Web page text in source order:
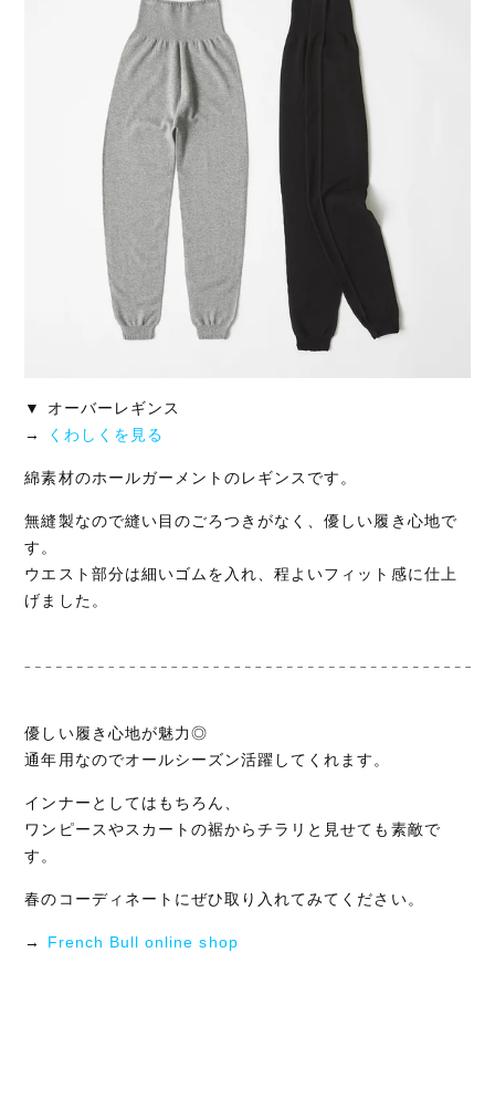
▼ オーバーレギンス
→
くわしくを見る
綿素材のホールガーメントのレギンスです。
無縫製なので縫い目のごろつきがなく、優しい履き心地で
す。
ウエスト部分は細いゴムを入れ、程よいフィット感に仕上
げました。
優しい履き心地が魅力◎
通年用なのでオールシーズン活躍してくれます。
インナーとしてはもちろん、
ワンピースやスカートの裾からチラリと見せても素敵で
す。
春のコーディネートにぜひ取り入れてみてください。
→ French Bull online shop